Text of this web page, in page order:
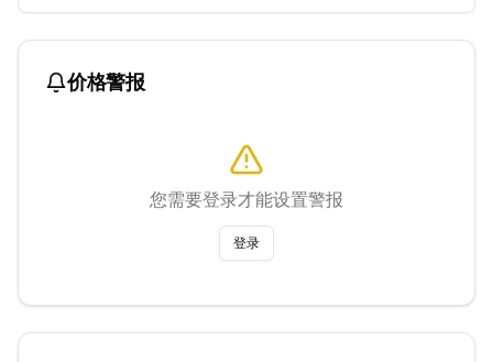
价格警报
您需要登录才能设置警报
登录